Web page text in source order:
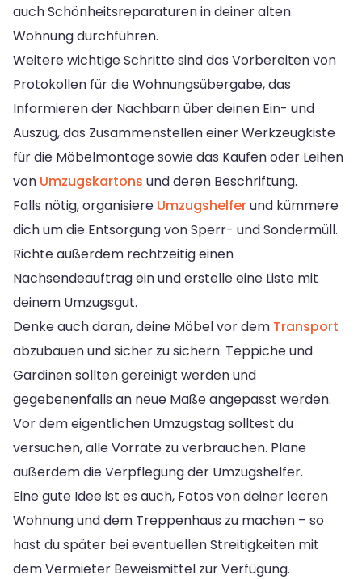
auch Schönheitsreparaturen in deiner alten
Wohnung durchführen.
Weitere wichtige Schritte sind das Vorbereiten von
Protokollen für die Wohnungsübergabe, das
Informieren der Nachbarn über deinen Ein- und
Auszug, das Zusammenstellen einer Werkzeugkiste
für die Möbelmontage sowie das Kaufen oder Leihen
von Umzugskartons und deren Beschriftung.
Falls nötig, organisiere Umzugshelferund kümmere
dich um die Entsorgung von Sperr- und Sondermüll.
Richte außerdem rechtzeitig einen
Nachsendeauftrag ein und erstelle eine Liste mit
deinem Umzugsgut.
Denke auch daran, deine Möbel vor dem Transport
abzubauen und sicher zu sichern. Teppiche und
Gardinen sollten gereinigt werden und
gegebenenfalls an neue Maße angepasst werden.
Vor dem eigentlichen Umzugstag solltest du
versuchen, alle Vorräte zu verbrauchen. Plane
außerdem die Verpflegung der Umzugshelfer.
Eine gute Idee ist es auch, Fotos von deiner leeren
Wohnung und dem Treppenhaus zu machen – so
hast du später bei eventuellen Streitigkeiten mit
dem Vermieter Beweismittel zur Verfügung.